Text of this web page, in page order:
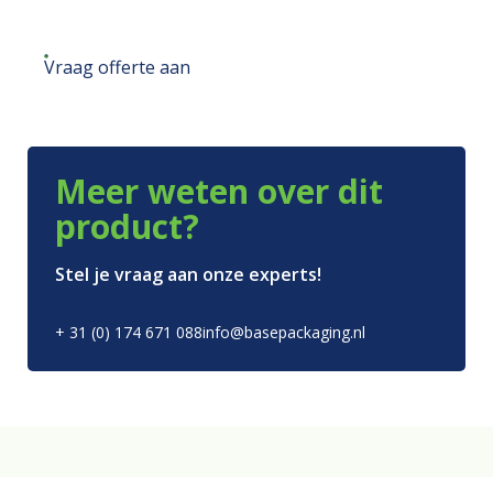
Vraag offerte aan
Meer weten over dit
product?
Stel je vraag aan onze experts!
+ 31 (0) 174 671 088info@basepackaging.nl